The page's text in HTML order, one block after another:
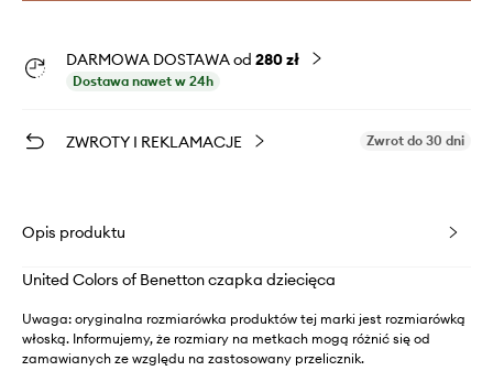
DARMOWA DOSTAWA od 280 zł
Dostawa nawet w 24h
ZWROTY I REKLAMACJE Zwrot do 30 dni
Opis produktu
United Colors of Benetton czapka dziecięca
Uwaga: oryginalna rozmiarówka produktów tej marki jest rozmiarówką
włoską. Informujemy, że rozmiary na metkach mogą różnić się od
zamawianych ze względu na zastosowany przelicznik.